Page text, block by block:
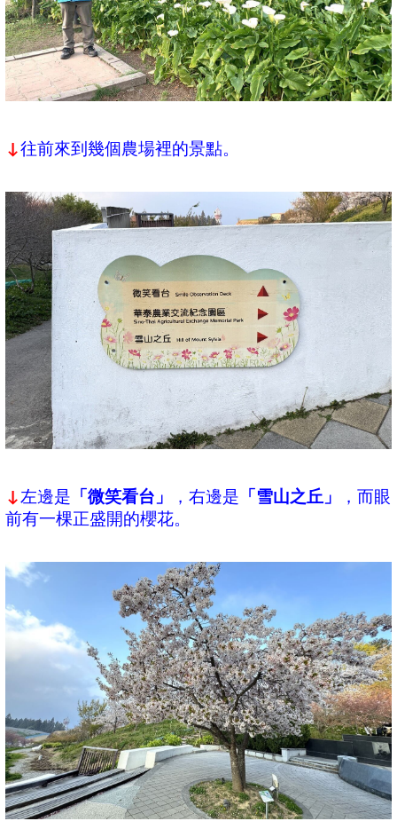
↓往前來到幾個農場裡的景點。
↓左邊是 「微笑看台」 ，右邊是 「雪山之丘」
，而眼
前有一棵正盛開的櫻花。